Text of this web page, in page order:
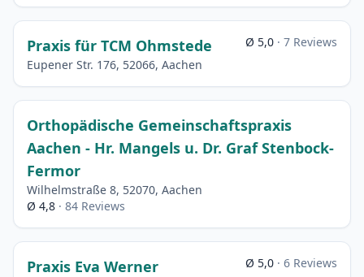
Praxis für TCM Ohmstede
Eupener Str. 176, 52066, Aachen
Ø 5,0 · 7 Reviews
Orthopädische Gemeinschaftspraxis
Aachen - Hr. Mangels u. Dr. Graf Stenbock-
Fermor
Wilhelmstraße 8, 52070, Aachen
Ø 4,8 · 84 Reviews
Praxis Eva Werner Ø 5,0 · 6 Reviews